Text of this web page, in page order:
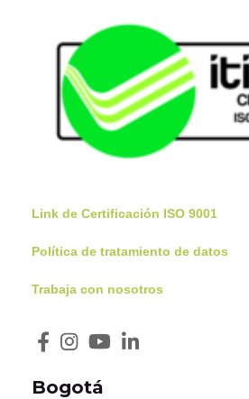
Link de Certificación ISO 9001
Política de tratamiento de datos
Trabaja con nosotros
Bogotá